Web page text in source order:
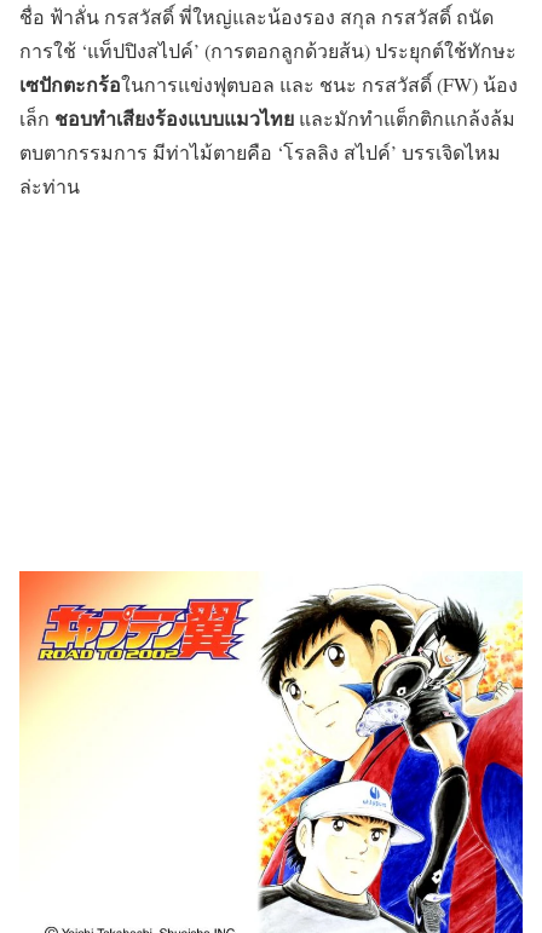
ชื่อ ฟ้าลั่น กรสวัสดิ์ พี่ใหญ่และน้องรอง สกุล กรสวัสดิ์ ถนัด
การใช้ ‘แท็ปปิงสไปค์’ (การตอกลูกด้วยส้น) ประยุกต์ใช้ทักษะ
เซปักตะกร้อในการแข่งฟุตบอล และ ชนะ กรสวัสดิ์ (FW) น้อง
เล็ก ชอบทำเสียงร้องแบบแมวไทย และมักทำแต็กติกแกล้งล้ม
ตบตากรรมการ มีท่าไม้ตายคือ ‘โรลลิง สไปค์’ บรรเจิดไหม
ล่ะท่าน